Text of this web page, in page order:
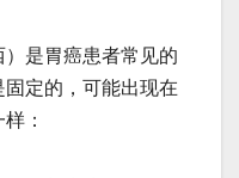
是胃癌患者常见的
定的，可能出现在
：